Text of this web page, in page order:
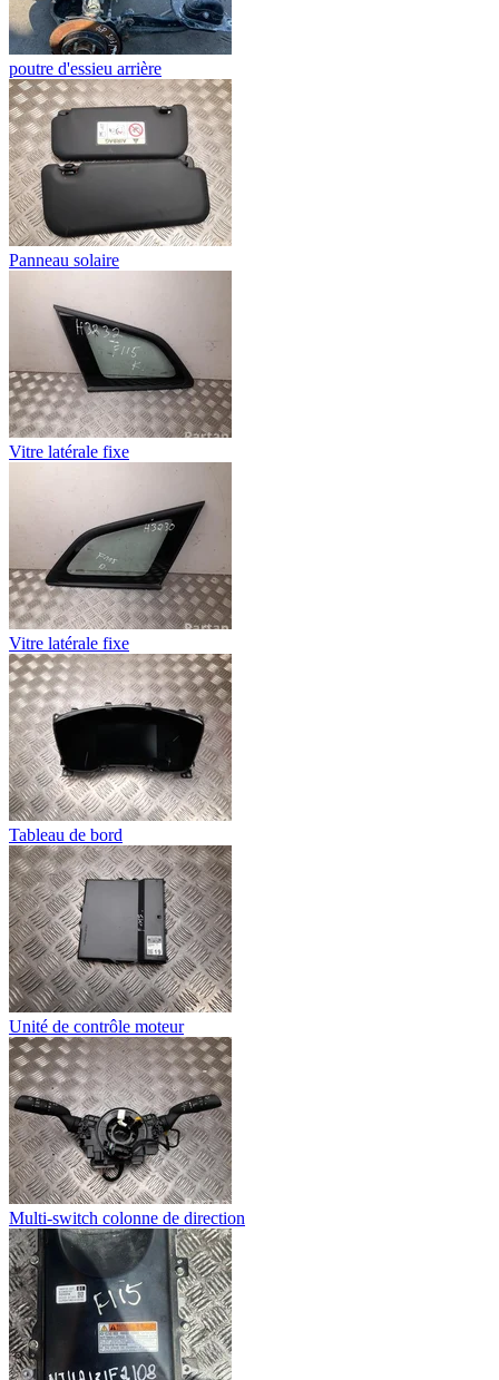
poutre d'essieu arrière
Panneau solaire
Vitre latérale fixe
Vitre latérale fixe
Tableau de bord
Unité de contrôle moteur
Multi-switch colonne de direction